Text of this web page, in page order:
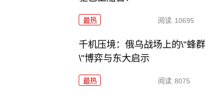
最热 阅读 10695
千机压境：俄乌战场上的\"蜂群
\"博弈与东大启示
最热 阅读 8075